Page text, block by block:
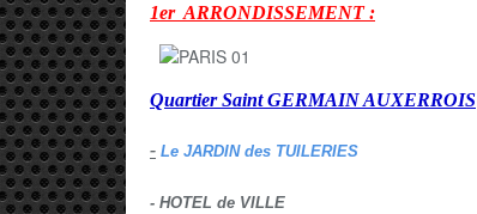
1er ARRONDISSEMENT :
Quartier Saint GERMAIN AUXERROIS
- Le JARDIN des TUILERIES
- HOTEL de VILLE